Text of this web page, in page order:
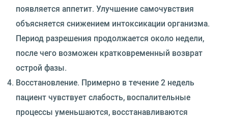
появляется аппетит. Улучшение самочувствия
объясняется снижением интоксикации организма.
Период разрешения продолжается около недели,
после чего возможен кратковременный возврат
острой фазы.
Восстановление. Примерно в течение 2 недель
пациент чувствует слабость, воспалительные
процессы уменьшаются, восстанавливаются